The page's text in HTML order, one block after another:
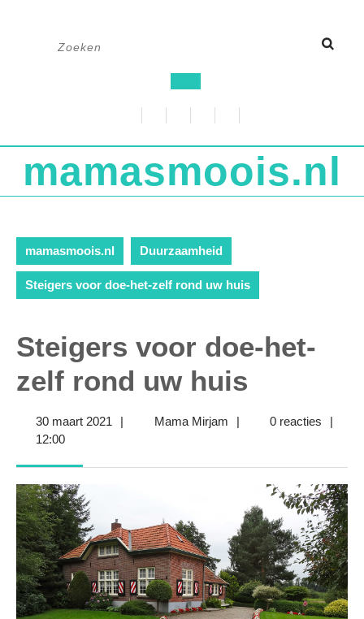
knop
mamasmoois.nl
mamasmoois.nl Duurzaamheid
Steigers voor doe-het-zelf rond uw huis
Steigers voor doe-het-
zelf rond uw huis
30 maart 2021 30| Mama MirjamMama
| 0 reacties
|
12:00